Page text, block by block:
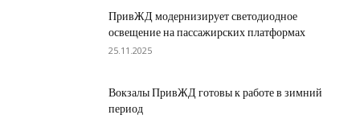
ПривЖД модернизирует светодиодное
освещение на пассажирских платформах
25.11.2025
Вокзалы ПривЖД готовы к работе в зимний
период